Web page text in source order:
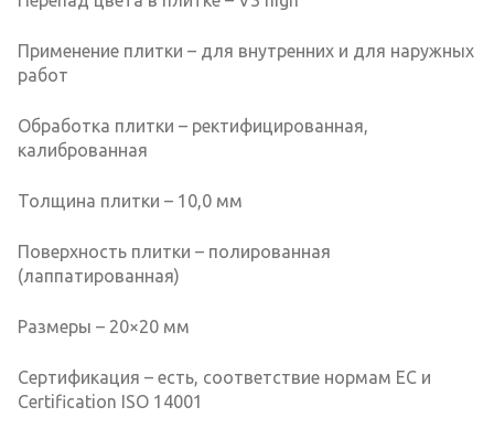
Применение плитки – для внутренних и для наружных
работ
Обработка плитки – ректифицированная,
калиброванная
Толщина плитки – 10,0 мм
Поверхность плитки – полированная
(лаппатированная)
Размеры – 20×20 мм
Сертификация – есть, соответствие нормам EC и
Certification ISO 14001